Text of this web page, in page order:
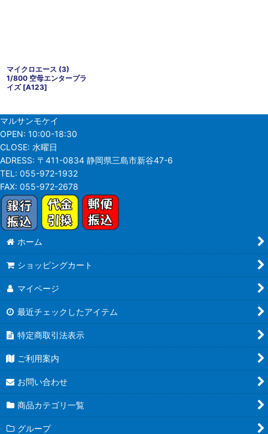
マイクロエース (3)
1/800 空母エンタープラ
イズ [A123]
マルサンモケイ
OPEN: 10:00-18:30
CLOSE: 水曜日
ADRESS: 〒411-0834 静岡県三島市新谷47-6
TEL: 055-972-1932
FAX: 055-972-2678
ホーム
ショッピングカート
マイページ
最近チェックしたアイテム
特定商取引法表示
ご利用案内
お問い合わせ
商品カテゴリ一覧
グループ